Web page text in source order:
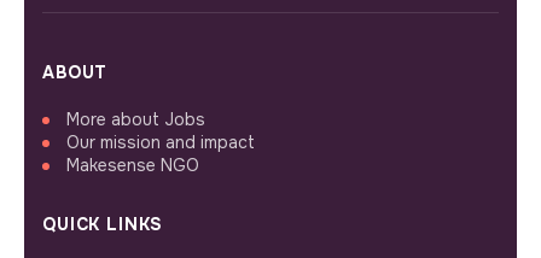
ABOUT
More about Jobs
Our mission and impact
Makesense NGO
QUICK LINKS